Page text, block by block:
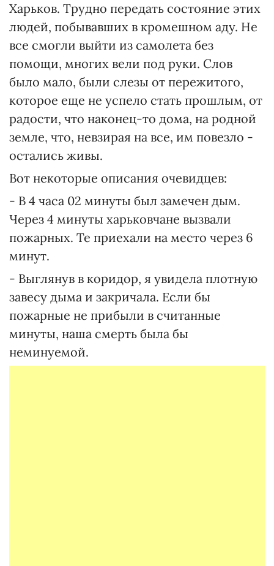
Харьков. Трудно передать состояние этих
людей, побывавших в кромешном аду. Не
все смогли выйти из самолета без
помощи, многих вели под руки. Слов
было мало, были слезы от пережитого,
которое еще не успело стать прошлым, от
радости, что наконец-то дома, на родной
земле, что, невзирая на все, им повезло -
остались живы.
Вот некоторые описания очевидцев:
- В 4 часа 02 минуты был замечен дым.
Через 4 минуты харьковчане вызвали
пожарных. Те приехали на место через 6
минут.
- Выглянув в коридор, я увидела плотную
завесу дыма и закричала. Если бы
пожарные не прибыли в считанные
минуты, наша смерть была бы
неминуемой.